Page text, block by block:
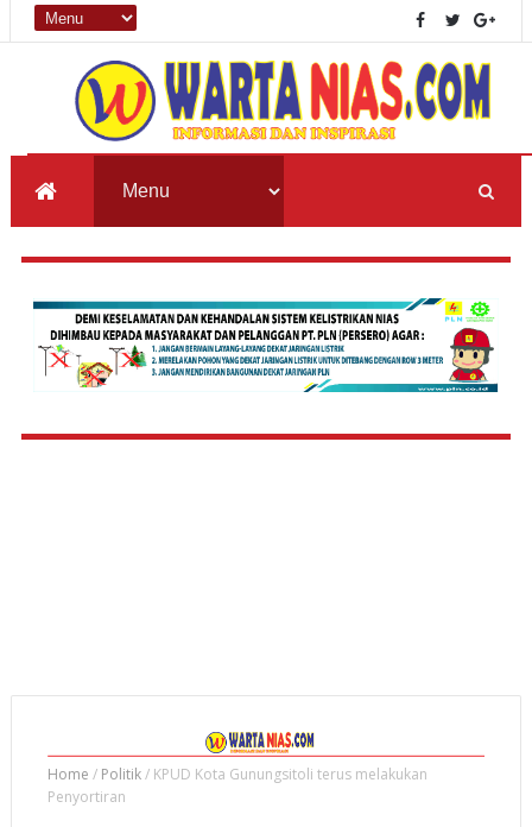
Home / Politik/ KPUD Kota Gunungsitoli terus melakukan
Penyortiran